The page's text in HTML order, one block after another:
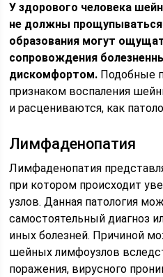
У здорового человека
не должны
образования могут
сопровождения
дискомфортом. Подобные
признаком воспаления
и расцениваются, как
Лимфаденопатия
Лимфаденопатия
при котором происходит
узлов. Данная патология
самостоятельный диагноз
иных болезней. Причиной
шейных лимфоузлов
поражения, вирусного